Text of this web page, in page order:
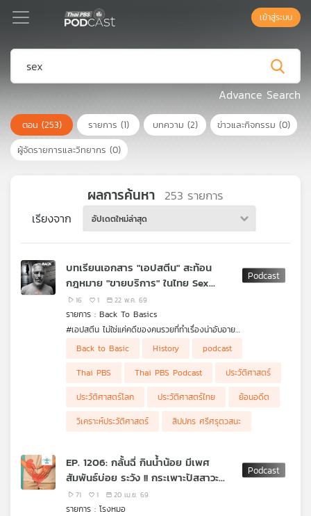
Podcast
เพล
ย์
ลิ
เพล
สต์
ข่าว
และ
เข้าสู่ระบบ
Advance Search
ตอน (253) รายการ (1) บทความ (2) ข่าวและกิจกรรม (0)
ผู้จัดรายการและวิทยากร (0)
ผลการค้นหา 253 รายการ
เรียงจาก อัปเดตใหม่ล่าสุด
บทเรียนเอกสาร "เอปสตีน" สะท้อน
กฎหมาย "ขายบริการ" ในไทย Sex
Worker ควรถูกคุ้มครอง ?
16 1 22 พ.ค. 69
รายการ : Back To Basics
#เอปสตีน ไม่ใช่แค่คดีของคนรวยที่ทำเรื่องน่าอับอาย
แต่คือหลักฐานว่าระบบทั้งระบบ, กฎหมาย, เงิน และ คอนเนกชัน
สามารถถูกใช้ปิดปากคนที่ไม่มีอำนาจได้นานแค่ไหน
และถ้าคิดว่าเรื่องนี้อยู่ไกลจากประเทศไทย ลองคิดใหม่อีกครั้ง
มีอยู่ แต่ไม่เคยอยากพูดถึงตรง ๆ
ไม่ว่าจะเป็นธุรกิจที่ไม่มีในกฎหมาย ส่วยที่จ่ายกันเป็นประจำ หรือคนที่
เพราะแค่อาชีพของพวกเขาก็ทำให้ไม่มีสิทธิ์ร้องเรียนอะไรทั้งนั้น
.
พูดคุยกับ รศ.ดร.ศิพิมพ์ ศรบัลลังก์ ภาควิชารัฐศาสตร์ คณะ
สังคมศาสตร์ มศว. ผู้ที่ศึกษาเรื่องนี้มาไม่ใช่ในแง่ศีลธรรม แต่ในแง่
โครงสร้างอำนาจ เศรษฐกิจ และสิทธิที่คนกลุ่มนึงไม่เคยได้รับ
Back to Basic History
podcast
Thai PBS
Thai PBS Podcast
ประวัติศาสตร์
ประวัติศาสตร์โลก
ประวัติศาสตร์ไทย
ย้อนอดีต
วิเคราะห์ประวัติศาสตร์
สิปปกร ศรีศรุตวสนะ
EP. 1206: กลั้นฉี่ กินน้ำน้อย มีเพศ
สัมพันธ์บ่อย ระวัง !! กระเพาะปัสสาวะ
อักเสบ ภัยเงียบของสาว ๆ
71 1 20 เม.ย. 69
รายการ : โรงหมอ